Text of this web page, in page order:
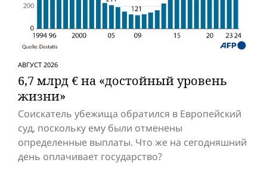
АВГУСТ 2026
6,7 млрд € на «достойный уровень
жизни»
Соискатель убежища обратился в Европейский
суд, поскольку ему были отменены
определенные выплаты. Что же на сегодняшний
день оплачивает государство?